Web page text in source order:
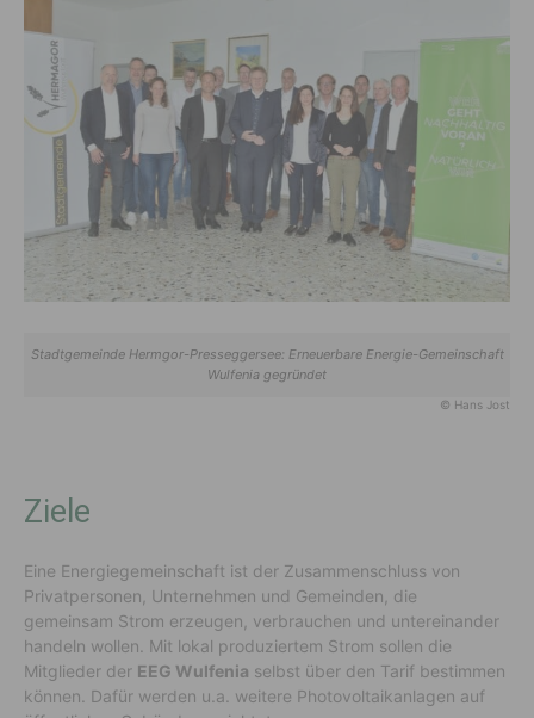
Stadtgemeinde Hermgor-Presseggersee: Erneuerbare Energie-Gemeinschaft
Wulfenia gegründet
© Hans Jost
Ziele
Eine Energiegemeinschaft ist der Zusammenschluss von
Privatpersonen, Unternehmen und Gemeinden, die
gemeinsam Strom erzeugen, verbrauchen und untereinander
handeln wollen. Mit lokal produziertem Strom sollen die
Mitglieder der EEG Wulfenia selbst über den Tarif bestimmen
können. Dafür werden u.a. weitere Photovoltaikanlagen auf